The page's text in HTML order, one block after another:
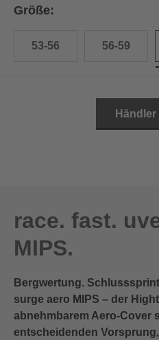
Größe:
53-56 56-59
race. fast.
MIPS.
Bergwertung.
surge aero MIPS – der
abnehmbarem Aero-Cover
entscheidenden